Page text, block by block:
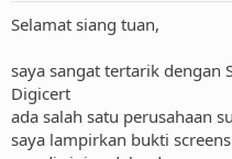
Selamat siang tuan,
saya sangat tertarik dengan
Digicert
ada salah satu perusahaan
saya lampirkan bukti